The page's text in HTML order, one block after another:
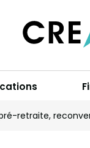
retraite,